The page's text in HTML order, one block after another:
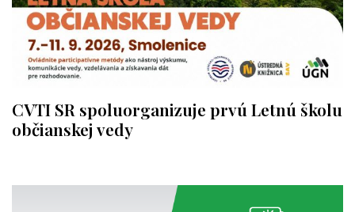
CVTI SR spoluorganizuje prvú Letnú školu
občianskej vedy